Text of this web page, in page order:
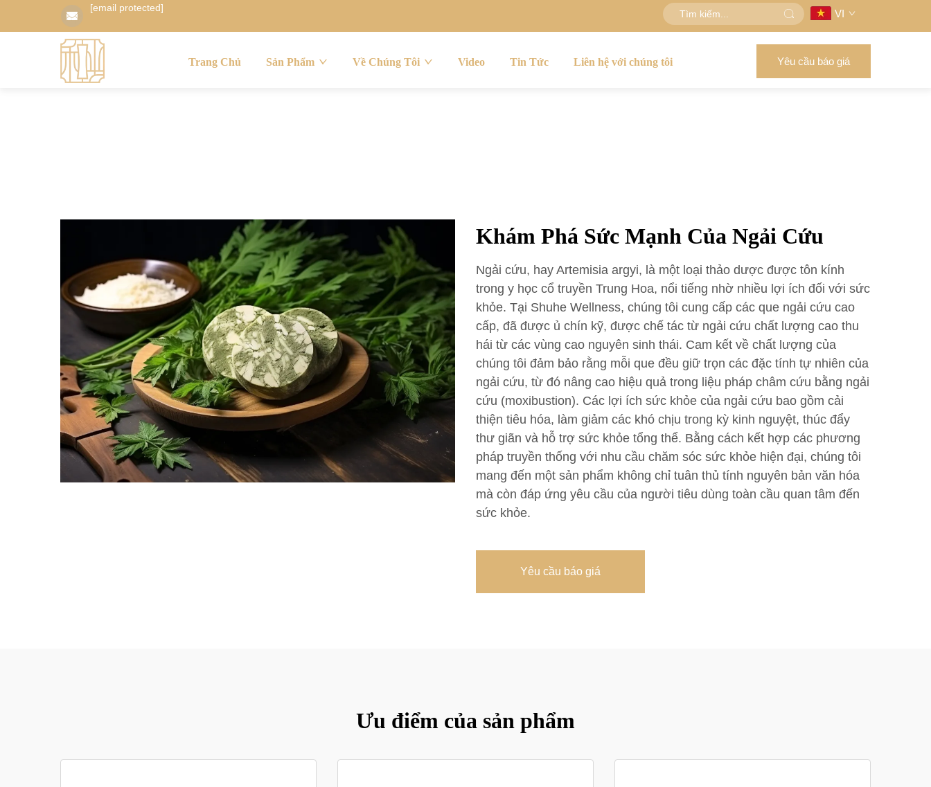
[email protected] VI
Trang Chủ Sản Phẩm Về Chúng Tôi Video Tin Tức Liên hệ với chúng tôi Yêu cầu báo giá
Khám Phá Sức Mạnh Của Ngải Cứu
Ngải cứu, hay Artemisia argyi, là một loại thảo dược được tôn kính
trong y học cổ truyền Trung Hoa, nổi tiếng nhờ nhiều lợi ích đối với sức
khỏe. Tại Shuhe Wellness, chúng tôi cung cấp các que ngải cứu cao
cấp, đã được ủ chín kỹ, được chế tác từ ngải cứu chất lượng cao thu
hái từ các vùng cao nguyên sinh thái. Cam kết về chất lượng của
chúng tôi đảm bảo rằng mỗi que đều giữ trọn các đặc tính tự nhiên của
ngải cứu, từ đó nâng cao hiệu quả trong liệu pháp châm cứu bằng ngải
cứu (moxibustion). Các lợi ích sức khỏe của ngải cứu bao gồm cải
thiện tiêu hóa, làm giảm các khó chịu trong kỳ kinh nguyệt, thúc đẩy
thư giãn và hỗ trợ sức khỏe tổng thể. Bằng cách kết hợp các phương
pháp truyền thống với nhu cầu chăm sóc sức khỏe hiện đại, chúng tôi
mang đến một sản phẩm không chỉ tuân thủ tính nguyên bản văn hóa
mà còn đáp ứng yêu cầu của người tiêu dùng toàn cầu quan tâm đến
sức khỏe.
Yêu cầu báo giá
Ưu điểm của sản phẩm